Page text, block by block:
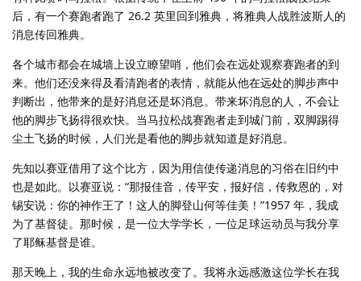
后，有一个赛跑者跑了 26.2 英里回到雅典，将雅典人战胜波斯人的
消息传回雅典。
各个城市都会在城墙上设立瞭望哨，他们会在远处观察赛跑者的到
来。他们还没来得及看清跑者的表情，就能从他在远处的脚步声中
判断出，他带来的是好消息还是坏消息。带来坏消息的人，不会让
他的脚步飞扬得很欢快。当马拉松战赛跑者走到城门前，双脚踢得
尘土飞扬的时候，人们光是看他的脚步就知道是好消息。
先知以赛亚借用了这个比方，因为用信使传递消息的习俗在旧约中
也是如此。以赛亚说：“那报佳音，传平安，报好信，传救恩的，对
锡安说：你的神作王了！这人的脚登山何等佳美！”1957 年，我成
为了基督徒。那时候，是一位大学学长，一位足球运动员与我分享
了耶稣基督是谁。
那天晚上，我的生命永远地被改变了。我将永远感激这位学长在我